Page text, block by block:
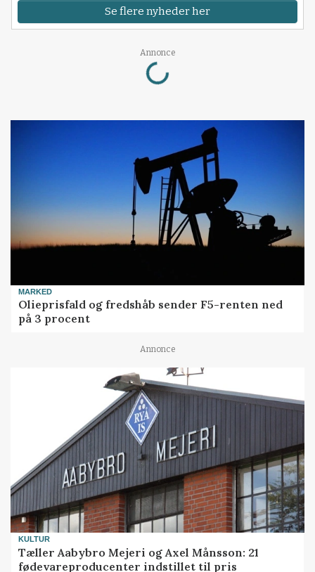
Se flere nyheder her
Annonce
Loading...
MARKED
Olieprisfald og fredshåb sender F5-renten ned
på 3 procent
Annonce
KULTUR
Tæller Aabybro Mejeri og Axel Månsson: 21
fødevareproducenter indstillet til pris